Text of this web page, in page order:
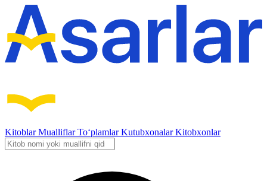
KitoblarMualliflarTo‘plamlarKutubxonalarKitobxonlar